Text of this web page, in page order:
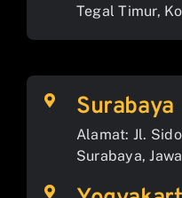
Tegal Timur,
Surabaya
Alamat: Jl.
Surabaya,